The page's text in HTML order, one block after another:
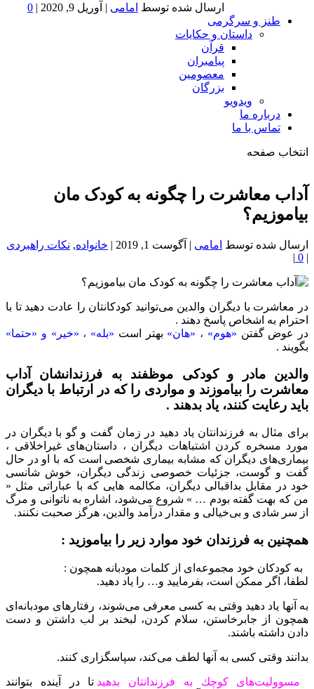
ارسال شده توسط امامی | آوریل 9, 2020 |
0
طنز و سرگرمی
داستان و حکایات
قرآن
پیامبران
معصومین
بزرگان
ویدویو
درباره ما
تماس با ما
انتخاب صفحه
خون
شمال
تهران
آداب معاشرت را چگونه به کودک مان
بیاموزیم؟
ارسال شده توسط امامی | آگوست 1, 2019 | خانواده, نکات راهبردی
|
0
|
در معاشرت با دیگران والدین می‌توانید كودكانتان را عادت دهید تا با
احترام به اشخاص پاسخ دهند .
در عوض گفتن «هوم» ، «هان» بهتر است «بله» ، «خیر» و «حتما»
بگویند .
والدین مادر و کودکی موظفند به فرزندانشان آداب
معاشرت را بیاموزند و مواردی را كه در ارتباط با دیگران
باید رعایت كنند، یاد بدهند .
برای مثال به فرزندانتان یاد دهید در زمان گفت‌ و گو با دیگران در
مورد مسخره كردن اشتباهات دیگران ، داستان‌‌های غیراخلاقی ،
بیماری‌های دیگران كه مشابه بیماری شخصی است كه با او در حال
گفت‌ و گوست، جزئیات خصوصی زندگی دیگران، خوش‌ شانسی
خود در مقابل بداقبالی دیگران، مكالمه‌‌ هایی كه با عباراتی مثل «
من كه بهت گفته بودم … » شروع می‌شود، اشاره به ناتوانی و مرگ
از سر شادی و بی‌خیالی و مقدار درآمد والدین، هرگز صحبت نكنند.
همچنین به فرزندان خود موارد زیر را بیاموزید :
به كودكان خود مجموعه‌ای از كلمات مودبانه همچون :
لطفا، اگر ممكن است، بفرمایید و… را یاد دهید.
به آنها یاد دهید وقتی به كسی معرفی می‌شوند، رفتارهای مودبانه‌ای
همچون از جابرخاستن، سلام كردن، لبخند بر لب داشتن و دست
دادن داشته باشند.
بدانند وقتی كسی به آنها لطف می‌كند، سپاسگزاری كنند.
مسوولیت‌های كوچك به فرزندانتان بدهید تا در آینده بتوانند